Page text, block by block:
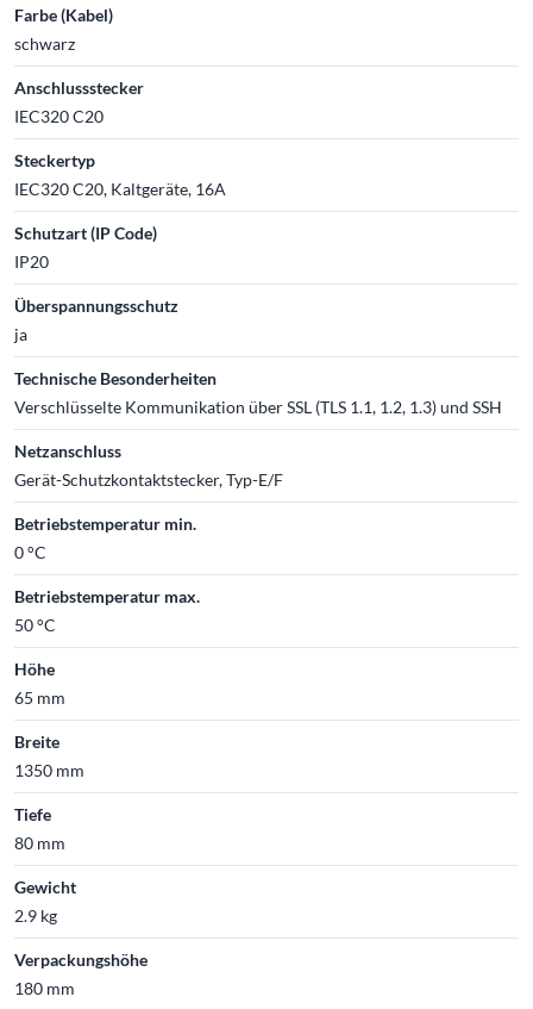
Farbe (Kabel)
schwarz
Anschlussstecker
IEC320 C20
Steckertyp
IEC320 C20, Kaltgeräte, 16A
Schutzart (IP Code)
IP20
Überspannungsschutz
ja
Technische Besonderheiten
Verschlüsselte Kommunikation über SSL (TLS 1.1, 1.2, 1.3) und SSH
Netzanschluss
Gerät-Schutzkontaktstecker, Typ-E/F
Betriebstemperatur min.
0 °C
Betriebstemperatur max.
50 °C
Höhe
65 mm
Breite
1350 mm
Tiefe
80 mm
Gewicht
2.9 kg
Verpackungshöhe
180 mm